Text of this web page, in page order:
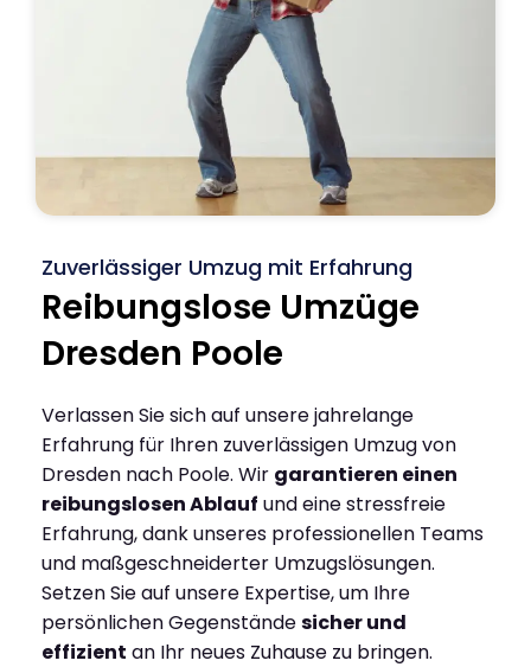
Zuverlässiger Umzug mit Erfahrung
Reibungslose Umzüge
Dresden Poole
Verlassen Sie sich auf unsere jahrelange
Erfahrung für Ihren zuverlässigen Umzug von
Dresden nach Poole. Wir garantieren einen
reibungslosen Ablauf und eine stressfreie
Erfahrung, dank unseres professionellen Teams
und maßgeschneiderter Umzugslösungen.
Setzen Sie auf unsere Expertise, um Ihre
persönlichen Gegenständesicher und
effizient an Ihr neues Zuhause zu bringen.